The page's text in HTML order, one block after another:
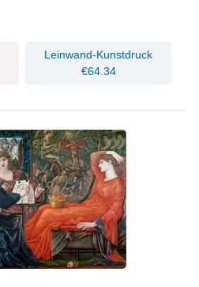
Leinwand-Kunstdruck
€64.34